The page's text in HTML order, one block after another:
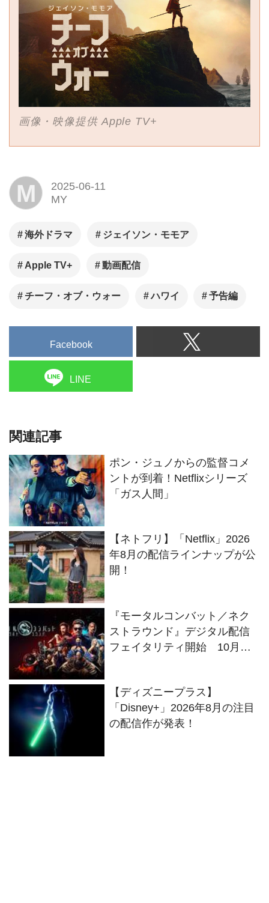
画像・映像提供 Apple TV+
M
2025-06-11
MY
海外ドラマ ジェイソン・モモア
Apple TV+ 動画配信
チーフ・オブ・ウォー ハワイ 予告編
Facebook
LINE
関連記事
ポン・ジュノからの監督コメ
ントが到着！Netflixシリーズ
「ガス人間」
【ネトフリ】「Netflix」2026
年8月の配信ラインナップが公
開！
『モータルコンバット／ネク
ストラウンド』デジタル配信
フェイタリティ開始 10月に
【ディズニープラス】
「Disney+」2026年8月の注目
の配信作が発表！